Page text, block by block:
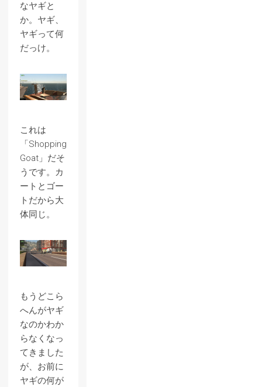
なヤギと
か。ヤギ、
ヤギって何
だっけ。
これは
「Shopping
Goat」だそ
うです。カ
ートとゴー
トだから大
体同じ。
もうどこら
へんがヤギ
なのかわか
らなくなっ
てきました
が、お前に
ヤギの何が